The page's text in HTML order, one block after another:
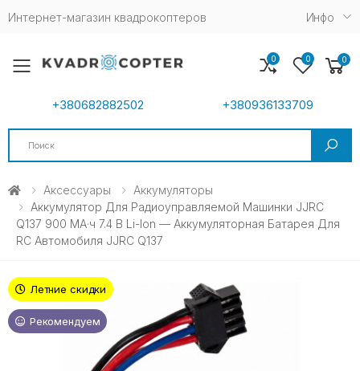
Интернет-магазин квадрокоптеров Инфо
Toggle mobile menu
+380682882502 +380936133709
Search
0 0 0
Аксессуары
Аккумуляторы
Аккумулятор Для Радиоуправляемой Машинки JJRC
Q137 900 МА·ч 7.4 В Li-Ion — Аккумуляторная Батарея Для
RC Автомобиля JJRC Q137
Летние скидки
Рекомендуем